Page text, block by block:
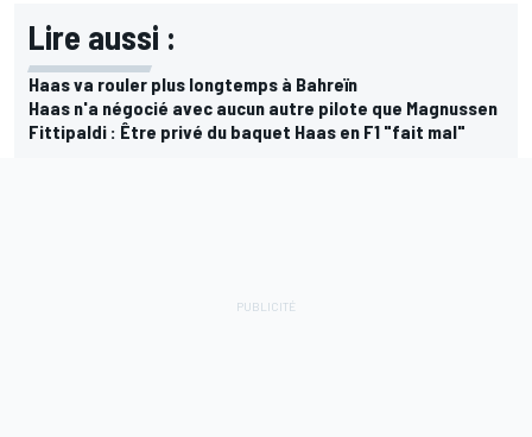
Lire aussi :
Haas va rouler plus longtemps à Bahreïn
Haas n'a négocié avec aucun autre pilote que Magnussen
Fittipaldi : Être privé du baquet Haas en F1 "fait mal"